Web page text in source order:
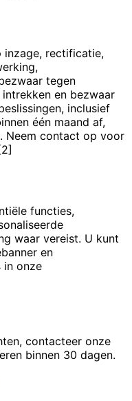
inzage, rectificatie,
tegen
en bezwaar
inclusief
één maand af,
Neem contact op voor
functies,
waar vereist. U kunt
en
in onze
contacteer onze
binnen 30 dagen.